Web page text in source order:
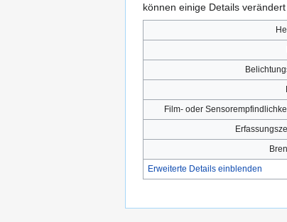
können einige Details verändert
Film- oder
Erweiterte Details einblenden